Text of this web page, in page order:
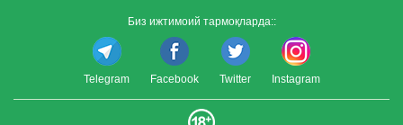
Биз ижтимоий тармоқларда::
Telegram Facebook Twitter Instagram